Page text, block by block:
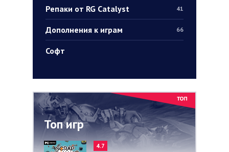
Репаки от RG Catalyst 41
Дополнения к играм 66
Софт
Топ игр
4.7